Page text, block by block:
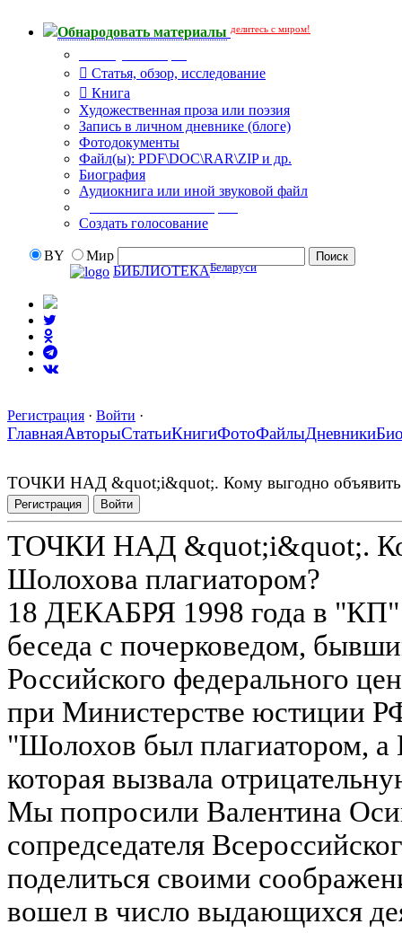
Обнародовать материалы делитесь с миром!
Статья, обзор, исследование
Книга
Художественная проза или поэзия
Запись в личном дневнике (блоге)
Фотодокументы
Файл(ы): PDF\DOC\RAR\ZIP и др.
Биография
Аудиокнига или иной звуковой файл
Создать голосование
BY
Мир
БИБЛИОТЕКАБеларуси
Регистрация · Войти ·
ГлавнаяАвторыСтатьиКнигиФотоФайлыДневники
ТОЧКИ НАД &quot;i&quot;. Кому выгодно объявить
Регистрация Войти
ТОЧКИ НАД &quot;i&quot;.
Шолохова плагиатором?
18 ДЕКАБРЯ 1998 года в "КП"
беседа с почерковедом,
Российского федерального
при Министерстве юстиции
"Шолохов был плагиатором, а
которая вызвала
Мы попросили Валентина
сопредседателя
поделиться своими
вошел в число выдающихся